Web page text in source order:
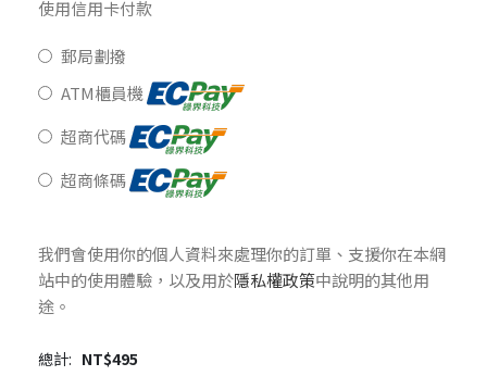
使用信用卡付款
郵局劃撥
ATM櫃員機
超商代碼
超商條碼
我們會使用你的個人資料來處理你的訂單、支援你在本網
站中的使用體驗，以及用於隱私權政策中說明的其他用
途。
總計: NT$495